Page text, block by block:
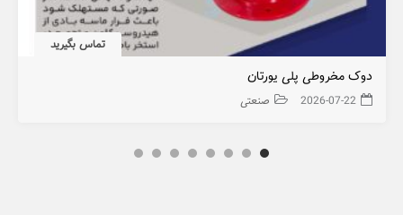
تماس بگیرید
دوک مخروطی پلی یورتان
2026-07-22 صنعتی